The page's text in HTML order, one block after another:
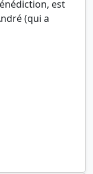
est
(qui a